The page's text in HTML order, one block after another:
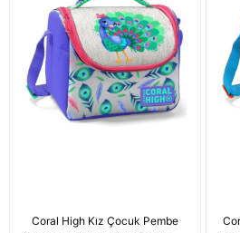
Coral High Kız Çocuk Pembe